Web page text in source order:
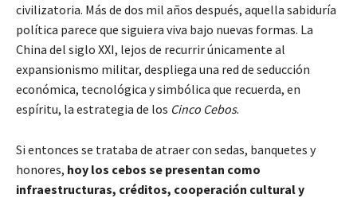
civilizatoria. Más de dos mil años después, aquella sabiduría
política parece que siguiera viva bajo nuevas formas. La
China del siglo XXI, lejos de recurrir únicamente al
expansionismo militar, despliega una red de seducción
económica, tecnológica y simbólica que recuerda, en
espíritu, la estrategia de los Cinco Cebos.
Si entonces se trataba de atraer con sedas, banquetes y
honores, hoy los cebos se presentan como
infraestructuras, créditos, cooperación cultural y